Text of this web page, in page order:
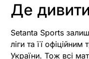
Де
Setanta Sports
ліги та її
України. Тож всі